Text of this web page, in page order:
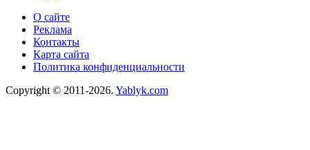
О сайте
Реклама
Контакты
Карта сайта
Политика конфиденциальности
Copyright © 2011-2026. Yablyk.сom